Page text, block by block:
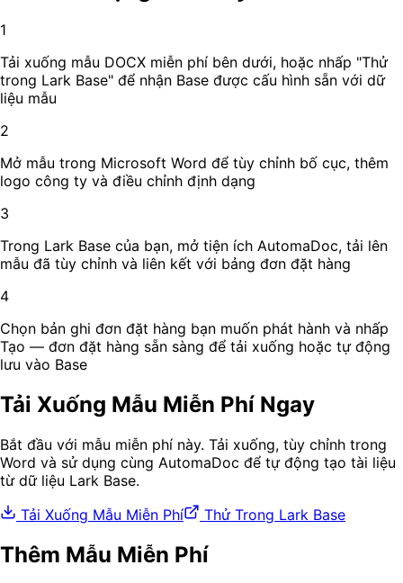
1
Tải xuống mẫu DOCX miễn phí bên dưới, hoặc nhấp "Thử
trong Lark Base" để nhận Base được cấu hình sẵn với dữ
liệu mẫu
2
Mở mẫu trong Microsoft Word để tùy chỉnh bố cục, thêm
logo công ty và điều chỉnh định dạng
3
Trong Lark Base của bạn, mở tiện ích AutomaDoc, tải lên
mẫu đã tùy chỉnh và liên kết với bảng đơn đặt hàng
4
Chọn bản ghi đơn đặt hàng bạn muốn phát hành và nhấp
Tạo — đơn đặt hàng sẵn sàng để tải xuống hoặc tự động
lưu vào Base
Tải Xuống Mẫu Miễn Phí Ngay
Bắt đầu với mẫu miễn phí này. Tải xuống, tùy chỉnh trong
Word và sử dụng cùng AutomaDoc để tự động tạo tài liệu
từ dữ liệu Lark Base.
Tải Xuống Mẫu Miễn Phí
Thử Trong Lark Base
Thêm Mẫu Miễn Phí